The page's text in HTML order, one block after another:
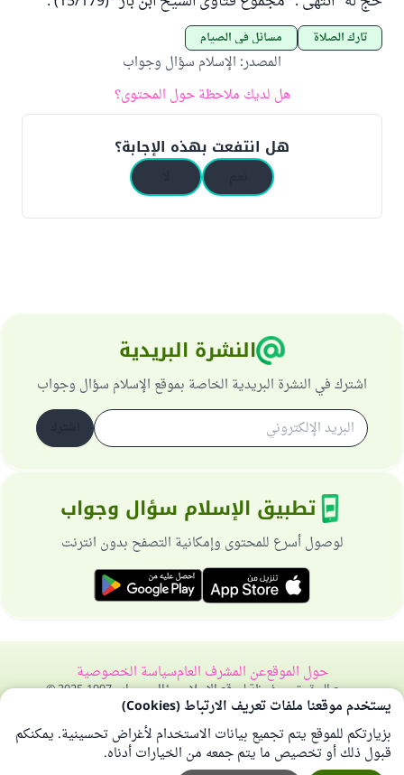
تارك الصلاة مسائل في الصيام
المصدر: الإسلام سؤال وجواب
هل لديك ملاحظة حول المحتوى؟
هل انتفعت بهذه الإجابة؟
النشرة البريدية
اشترك في النشرة البريدية الخاصة بموقع الإسلام سؤال وجواب
تطبيق الإسلام سؤال وجواب
لوصول أسرع للمحتوى وإمكانية التصفح بدون انترنت
حول الموقععن المشرف العامسياسة الخصوصية
جميع الحقوق محفوظة لموقع الإسلام سؤال وجواب 1997-2025 ©
يستخدم موقعنا ملفات تعريف الارتباط (Cookies)
بزيارتكم للموقع يتم تجميع بيانات الاستخدام لأغراض تحسينية. يمكنكم
قبول ذلك أو تخصيص ما يتم جمعه من الخيارات أدناه.